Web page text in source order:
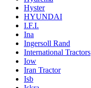
Hyster
HYUNDAI
I.F.I.
Ina
Ingersoll Rand
International Tractors
Iow
Iran Tractor
Isb